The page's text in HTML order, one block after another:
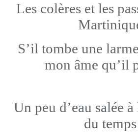
Les colères et les
S’il tombe une
mon âme qu’il
Un peu d’eau salée
du temps